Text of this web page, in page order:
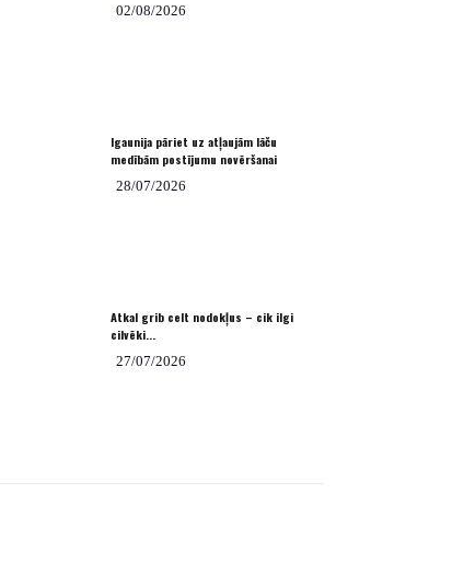
02/08/2026
Igaunija pāriet uz atļaujām lāču
medībām postījumu novēršanai
28/07/2026
Atkal grib celt nodokļus – cik ilgi
cilvēki...
27/07/2026